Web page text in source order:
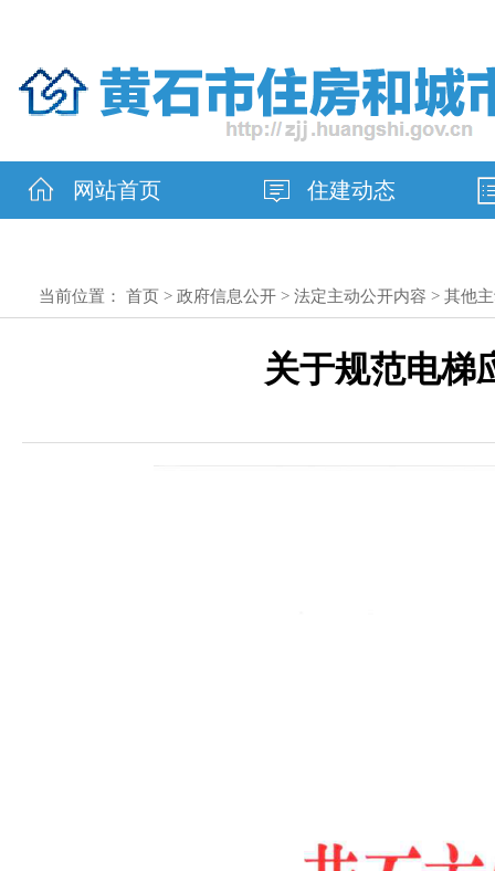
网站首页 住建动态
当前位置： 首页 > 政府信息公开 > 法定主动公开内容 > 其他
关于规范电梯